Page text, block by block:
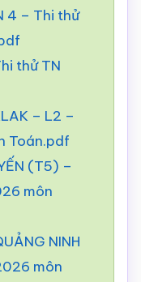
4 – Thi thử
thử TN
– L2 –
Toán.pdf
(T5) –
môn
NINH
môn